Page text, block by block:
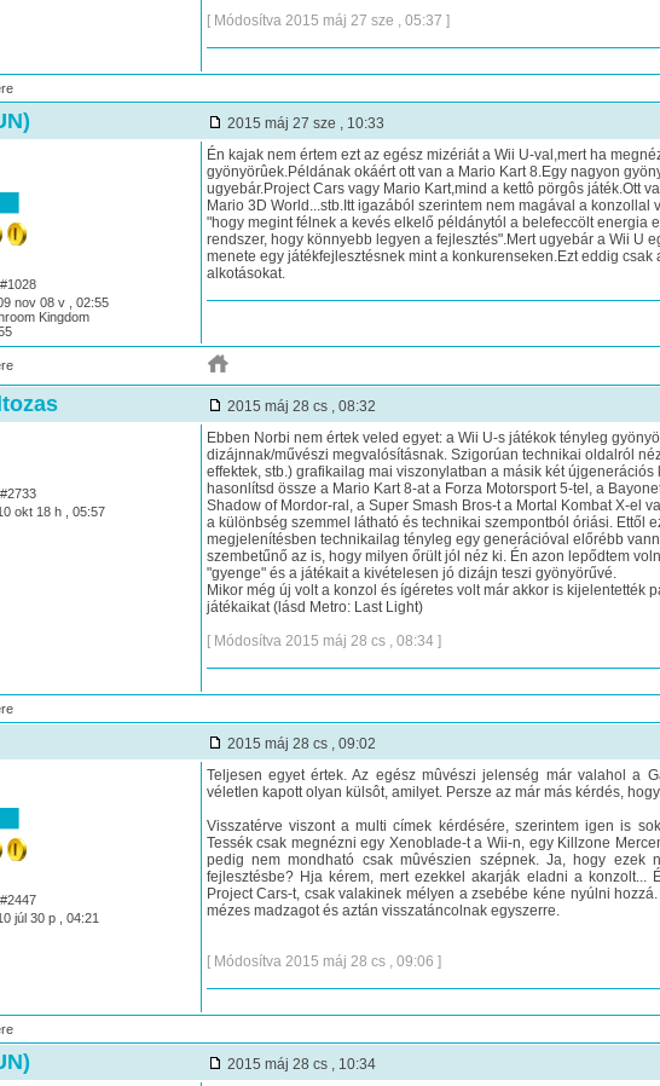
[ Módosítva 2015 máj 27 sze , 05:37 ]
2015 máj 27 sze , 10:33
nov 08 v , 02:55
Kingdom
Én kajak nem értem ezt az egész mizériát a Wii U-val,mert ha
gyönyörûek.Példának okáért ott van a Mario Kart 8.Egy nagyon
ugyebár.Project Cars vagy Mario Kart,mind a kettô pörgôs játék.Ott
Mario 3D World...stb.Itt igazából szerintem nem magával a
"hogy megint félnek a kevés elkelő példánytól a belefeccölt energia
rendszer, hogy könnyebb legyen a fejlesztés".Mert ugyebár a Wii U
menete egy játékfejlesztésnek mint a konkurenseken.Ezt eddig
alkotásokat.
2015 máj 28 cs , 08:32
okt 18 h , 05:57
Ebben Norbi nem értek veled egyet: a Wii U-s játékok tényleg
dizájnnak/művészi megvalósításnak. Szigorúan technikai oldalról
effektek, stb.) grafikailag mai viszonylatban a másik két
hasonlítsd össze a Mario Kart 8-at a Forza Motorsport 5-tel, a
Shadow of Mordor-ral, a Super Smash Bros-t a Mortal Kombat X-el
a különbség szemmel látható és technikai szempontból óriási. Ettől
megjelenítésben technikailag tényleg egy generációval előrébb
szembetűnő az is, hogy milyen őrült jól néz ki. Én azon lepődtem
"gyenge" és a játékait a kivételesen jó dizájn teszi gyönyörűvé.
Mikor még új volt a konzol és ígéretes volt már akkor is kijelentették
játékaikat (lásd Metro: Last Light)
[ Módosítva 2015 máj 28 cs , 08:34 ]
2015 máj 28 cs , 09:02
júl 30 p , 04:21
Teljesen egyet értek. Az egész mûvészi jelenség már valahol a
véletlen kapott olyan külsôt, amilyet. Persze az már más kérdés,
Visszatérve viszont a multi címek kérdésére, szerintem igen is
Tessék csak megnézni egy Xenoblade-t a Wii-n, egy Killzone
pedig nem mondható csak mûvészien szépnek. Ja, hogy
fejlesztésbe? Hja kérem, mert ezekkel akarják eladni a
Project Cars-t, csak valakinek mélyen a zsebébe kéne nyúlni
mézes madzagot és aztán visszatáncolnak egyszerre.
[ Módosítva 2015 máj 28 cs , 09:06 ]
2015 máj 28 cs , 10:34